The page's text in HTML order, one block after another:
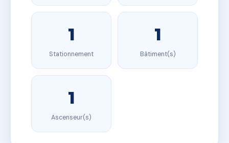
1
Stationnement
1
Bâtiment(s)
1
Ascenseur(s)